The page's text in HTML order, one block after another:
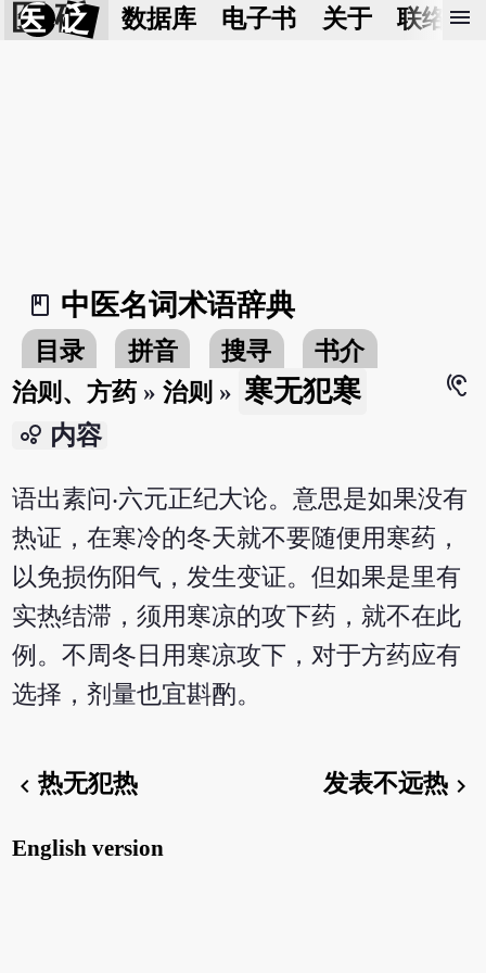
医 砭 数据库 电子书 关于 联络我
menu
book_2
中医名词术语辞典
目录 拼音 搜寻
书介
治则、方药 »治则 » 寒无犯寒
hearing
bubble_chart 内容
语出素问‧六元正纪大论。意思是如果没有
热证，在寒冷的冬天就不要随便用寒药，
以免损伤阳气，发生变证。但如果是里有
实热结滞，须用寒凉的攻下药，就不在此
例。不周冬日用寒凉攻下，对于方药应有
选择，剂量也宜斟酌。
chevron_left热无犯热 发表不远热chevron_right
English version